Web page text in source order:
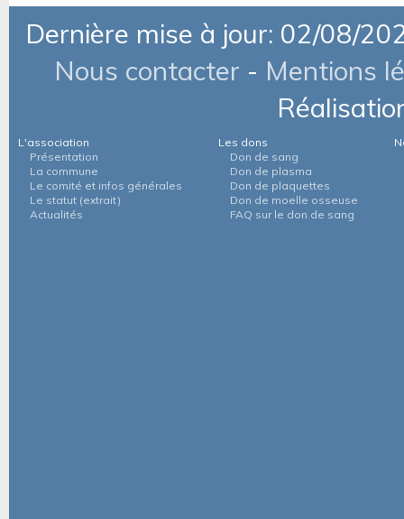
Dernière mise à jour: 02/08/
Nous contacter - Mentions
L'association
Présentation
La commune
Le comité et infos générales
Le statut (extrait)
Actualités
Les dons
Don de sang
Don de plasma
Don de plaquettes
Don de moelle osseuse
FAQ sur le don de sang